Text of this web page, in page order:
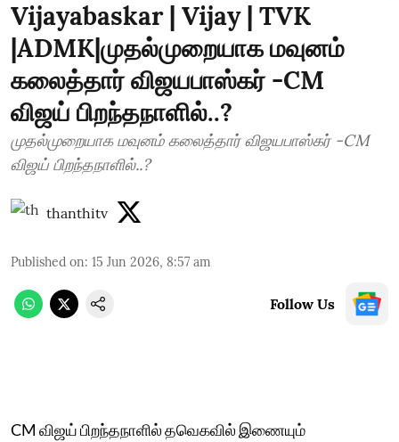
Vijayabaskar | Vijay | TVK
|ADMK|முதல்முறையாக மவுனம்
கலைத்தார் விஜயபாஸ்கர் -CM
விஜய் பிறந்தநாளில்..?
முதல்முறையாக மவுனம் கலைத்தார் விஜயபாஸ்கர் -CM
விஜய் பிறந்தநாளில்..?
thanthitv
Published on: 15 Jun 2026, 8:57 am
Follow Us
CM விஜய் பிறந்தநாளில் தவெகவில் இணையும்